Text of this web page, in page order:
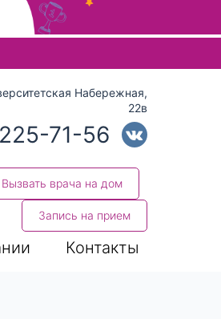
выбора и Enter для перехода на
Набережная,
22в
71-56
Вызвать врача на дом
Запись на прием
Контакты